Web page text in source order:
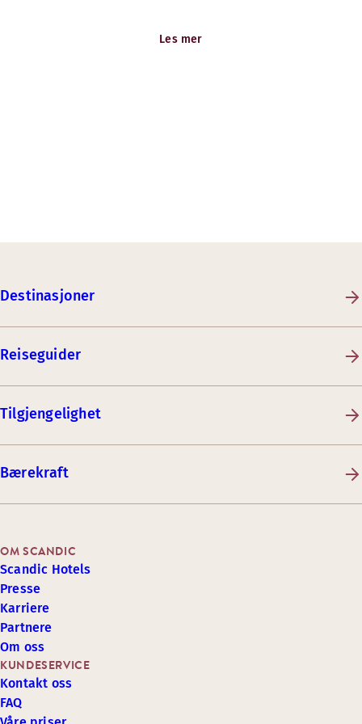
Les mer
Destinasjoner
Reiseguider
Tilgjengelighet
Bærekraft
KUNDESERVICE
Kontakt oss
FAQ
OM SCANDIC
Scandic Hotels
Presse
Karriere
Partnere
Om oss